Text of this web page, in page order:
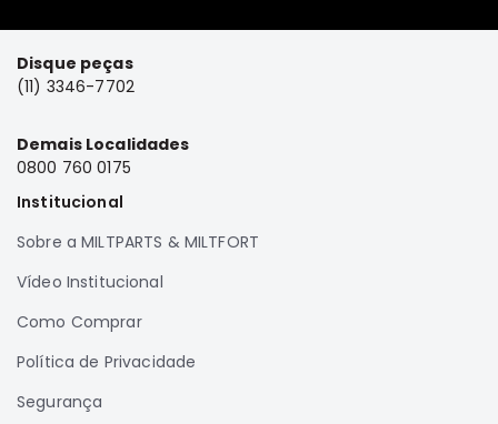
Porsche
Disque peças
(11) 3346-7702
Demais Localidades
0800 760 0175
Institucional
Sobre a MILTPARTS & MILTFORT
Vídeo Institucional
Como Comprar
Política de Privacidade
Segurança